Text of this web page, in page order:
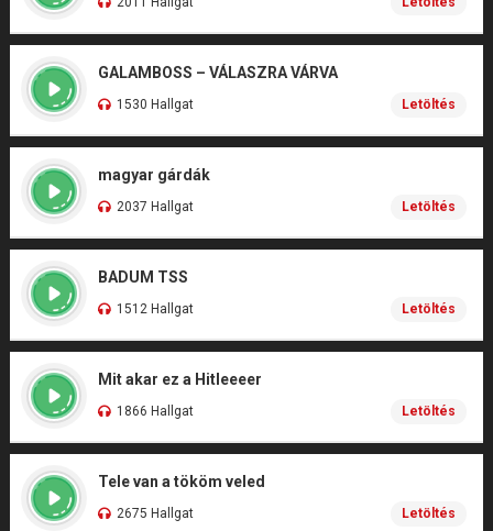
GALAMBOSS – VÁLASZRA VÁRVA
1530 Hallgat Letöltés
magyar gárdák
2037 Hallgat Letöltés
BADUM TSS
1512 Hallgat Letöltés
Mit akar ez a Hitleeeer
1866 Hallgat Letöltés
Tele van a tököm veled
2675 Hallgat Letöltés